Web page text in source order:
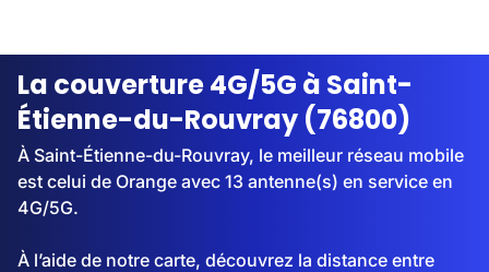
Streaming
La couverture 4G/5G à Saint-
Étienne-du-Rouvray (76800)
À Saint-Étienne-du-Rouvray, le meilleur réseau mobile
est celui de Orange avec 13 antenne(s) en service en
4G/5G.
À l’aide de notre carte, découvrez la distance entre